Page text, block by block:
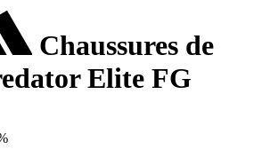
Chaussures de
Elite FG